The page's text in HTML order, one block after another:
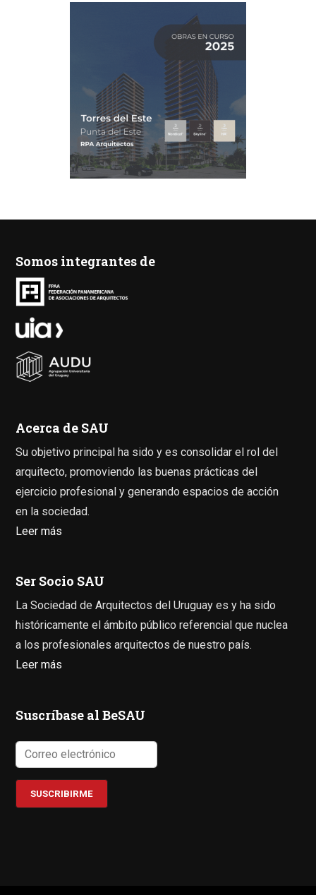
Somos integrantes de
Acerca de SAU
Su objetivo principal ha sido y es consolidar el rol del
arquitecto, promoviendo las buenas prácticas del
ejercicio profesional y generando espacios de acción
en la sociedad.
Leer más
Ser Socio SAU
La Sociedad de Arquitectos del Uruguay es y ha sido
históricamente el ámbito público referencial que nuclea
a los profesionales arquitectos de nuestro país.
Leer más
Suscríbase al BeSAU